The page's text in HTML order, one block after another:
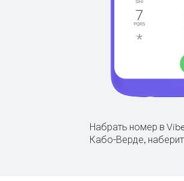
Набрать номер в
Кабо-Верде,